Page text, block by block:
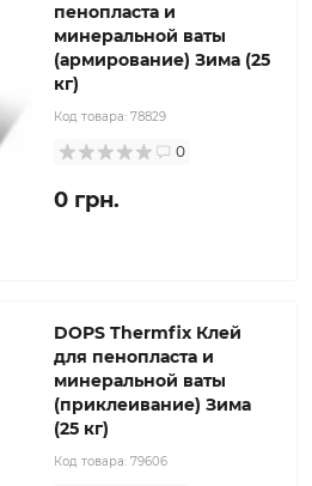
пенопласта и
минеральной ваты
(армирование) Зима (25
кг)
Код товара: 78829
0
0 грн.
DOPS Thermfix Клей
для пенопласта и
минеральной ваты
(приклеивание) Зима
(25 кг)
Код товара: 79606